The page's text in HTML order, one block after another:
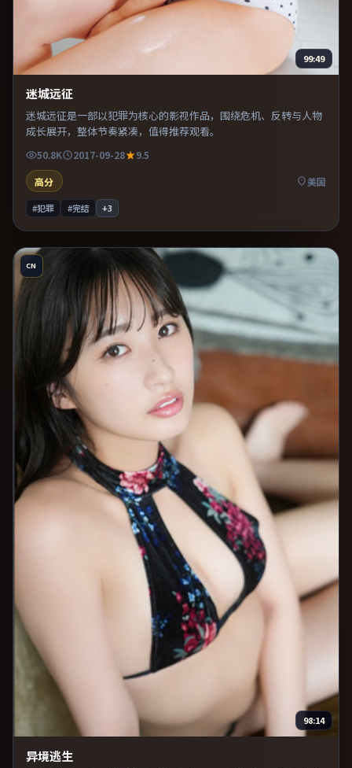
99:49
迷城远征
迷城远征是一部以犯罪为核心的影视作品，围绕危机、反转与人物
成长展开，整体节奏紧凑，值得推荐观看。
50.8K 2017-09-28
9.5
高分
美国
#犯罪 #完结 +3
CN
98:14
异境逃生